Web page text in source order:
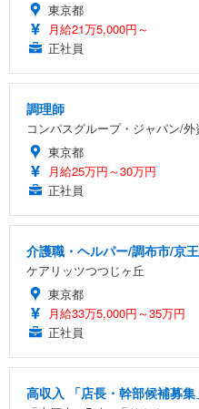
東京都
月給21万5,000円～
正社員
調理師
コンパスグループ・ジャパン/
東京都
月給25万円～30万円
正社員
介護職・ヘルパー/調布市/京
ケアリッツつつじヶ丘
東京都
月給33万5,000円～35万円
正社員
高収入 「店長・幹部候補募